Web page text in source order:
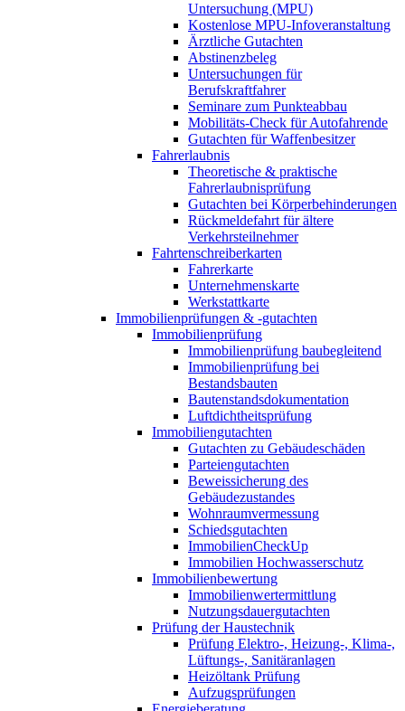
Untersuchung (MPU)
Kostenlose MPU-Infoveranstaltung
Ärztliche Gutachten
Abstinenzbeleg
Untersuchungen für
Berufskraftfahrer
Seminare zum Punkteabbau
Mobilitäts-Check für Autofahrende
Gutachten für Waffenbesitzer
Fahrerlaubnis
Theoretische & praktische
Fahrerlaubnisprüfung
Gutachten bei Körperbehinderungen
Rückmeldefahrt für ältere
Verkehrsteilnehmer
Fahrtenschreiberkarten
Fahrerkarte
Unternehmenskarte
Werkstattkarte
Immobilienprüfungen & -gutachten
Immobilienprüfung
Immobilienprüfung baubegleitend
Immobilienprüfung bei
Bestandsbauten
Bautenstandsdokumentation
Luftdichtheitsprüfung
Immobiliengutachten
Gutachten zu Gebäudeschäden
Parteiengutachten
Beweissicherung des
Gebäudezustandes
Wohnraumvermessung
Schiedsgutachten
ImmobilienCheckUp
Immobilien Hochwasserschutz
Immobilienbewertung
Immobilienwertermittlung
Nutzungsdauergutachten
Prüfung der Haustechnik
Prüfung Elektro-, Heizung-, Klima-,
Lüftungs-, Sanitäranlagen
Heizöltank Prüfung
Aufzugsprüfungen